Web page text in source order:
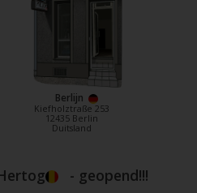
Berlijn
Kiefholztraße 253
12435 Berlin
Duitsland
- geopend!!!